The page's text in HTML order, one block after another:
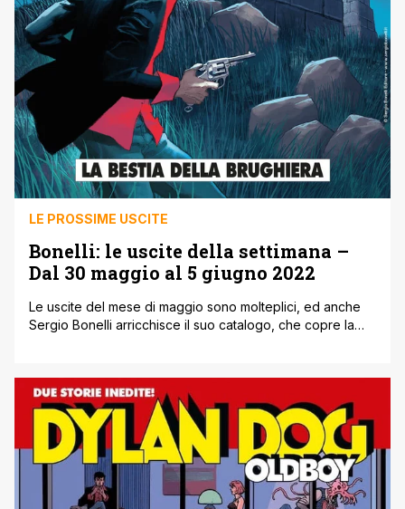
LE PROSSIME USCITE
Bonelli: le uscite della settimana –
Dal 30 maggio al 5 giugno 2022
Le uscite del mese di maggio sono molteplici, ed anche
Sergio Bonelli arricchisce il suo catalogo, che copre la
potete visitare il sito e lo shop ufficiale per eventuali
acquisti online! Bonelli – Le uscite della settimana! GEMME
[']